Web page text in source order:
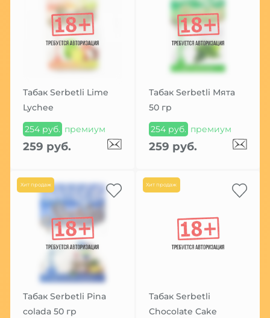
Табак Serbetli Lime
Lychee
254 руб. премиум
259 руб.
Табак Serbetli Мята
50 гр
254 руб. премиум
259 руб.
Хит продаж
Табак Serbetli Pina
colada 50 гр
Хит продаж
Табак Serbetli
Chocolate Cake